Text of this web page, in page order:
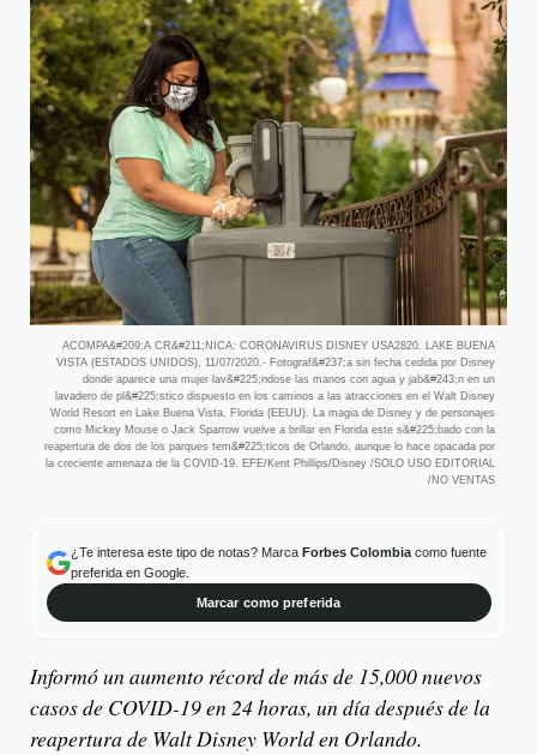
ACOMPA&#209;A CR&#211;NICA: CORONAVIRUS DISNEY USA2820. LAKE BUENA
VISTA (ESTADOS UNIDOS), 11/07/2020.- Fotograf&#237;a sin fecha cedida por Disney
donde aparece una mujer lav&#225;ndose las manos con agua y jab&#243;n en un
lavadero de pl&#225;stico dispuesto en los caminos a las atracciones en el Walt Disney
World Resort en Lake Buena Vista, Florida (EEUU). La magia de Disney y de personajes
como Mickey Mouse o Jack Sparrow vuelve a brillar en Florida este s&#225;bado con la
reapertura de dos de los parques tem&#225;ticos de Orlando, aunque lo hace opacada por
la creciente amenaza de la COVID-19. EFE/Kent Phillips/Disney /SOLO USO EDITORIAL
/NO VENTAS
¿Te interesa este tipo de notas? Marca Forbes Colombiacomo fuente
preferida en Google.
Marcar como preferida
Informó un aumento récord de más de 15,000 nuevos
casos de COVID-19 en 24 horas, un día después de la
reapertura de Walt Disney World en Orlando.